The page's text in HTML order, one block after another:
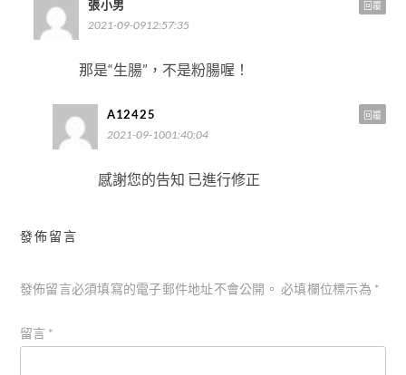
張小男
2021-09-0912:57:35
那是“生腸”，不是粉腸喔！
回覆
A12425
2021-09-1001:40:04
感謝您的告知 已進行修正
回覆
發佈留言
發佈留言必須填寫的電子郵件地址不會公開。 必填欄位標示為 *
留言 *